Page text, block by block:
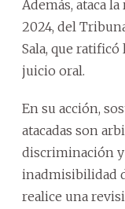
Además, ataca
2024, del
Sala, que
juicio oral.
En su acción,
atacadas son
discriminación
inadmisibilidad
realice una